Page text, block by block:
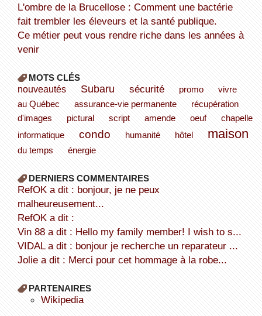
L'ombre de la Brucellose : Comment une bactérie
fait trembler les éleveurs et la santé publique.
Ce métier peut vous rendre riche dans les années à
venir
MOTS CLÉS
nouveautés Subaru sécurité promo
vivre
au Québec
assurance-vie permanente
récupération
d'images
pictural script amende oeuf
chapelle
informatique
condo humanité hôtel maison
du temps énergie
DERNIERS COMMENTAIRES
refOK a dit : bonjour, je ne peux
malheureusement...
refOK a dit :
Vin 88 a dit : Hello my family member! I wish to s...
VIDAL a dit : bonjour je recherche un reparateur ...
Jolie a dit : Merci pour cet hommage à la robe...
PARTENAIRES
wikipedia